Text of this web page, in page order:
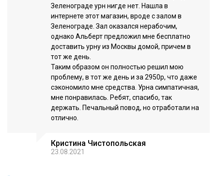
Зеленограде урн нигде нет. Нашла в
интернете этот магазин, вроде с залом в
Зеленограде. Зал оказался нерабочим,
однако Альберт предложил мне бесплатно
доставить урну из Москвы домой, причем в
тот же день.
Таким образом он полностью решил мою
проблему, в тот же день и за 2950р, что даже
сэкономило мне средства. Урна симпатичная,
мне понравилась. Ребят, спасибо, так
держать. Печальный повод, но отработали на
отлично.
Кристина Чистопольская
23.08.2021